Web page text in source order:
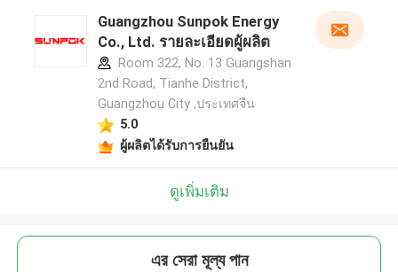
เราจะโทรกลับหาคุณเร็ว ๆ นี้!
Guangzhou Sunpok Energy
Co., Ltd. รายละเอียดผู้ผลิต
Room 322, No. 13 Guangshan
2nd Road, Tianhe District,
Guangzhou City ,ประเทศจีน
5.0
ผู้ผลิตได้รับการยืนยัน
ดูเพิ่มเติม
এর সেরা মূল্য পান